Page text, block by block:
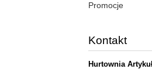
Promocje
Kontakt
Hurtownia